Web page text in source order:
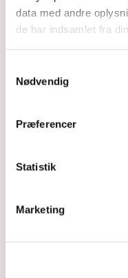
data med andre
de har indsamlet fra
Nødvendig
Præferencer
Statistik
Marketing